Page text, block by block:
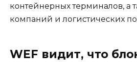
контейнерных терминалов, а
компаний и логистических
WEF видит, что